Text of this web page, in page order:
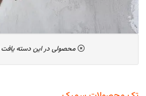
محصولی در این دسته